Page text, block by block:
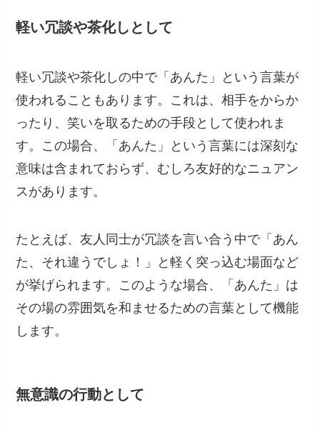
軽い冗談や茶化しとして
軽い冗談や茶化しの中で「あんた」という言葉が
使われることもあります。これは、相手をからか
ったり、笑いを取るための手段として使われま
す。この場合、「あんた」という言葉には深刻な
意味は含まれておらず、むしろ友好的なニュアン
スがあります。
たとえば、友人同士が冗談を言い合う中で「あん
た、それ違うでしょ！」と軽く突っ込む場面など
が挙げられます。このような場合、「あんた」は
その場の雰囲気を和ませるための言葉として機能
します。
無意識の行動として